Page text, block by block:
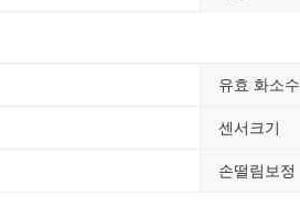
유효 화소수
센서크기
손떨림보정